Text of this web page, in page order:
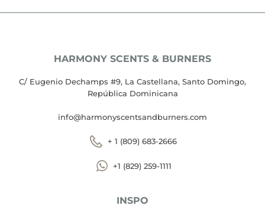
HARMONY SCENTS & BURNERS
C/ Eugenio Dechamps #9, La Castellana, Santo Domingo,
República Dominicana
info@harmonyscentsandburners.com
+ 1 (809) 683-2666
+1 (829) 259-1111
INSPO